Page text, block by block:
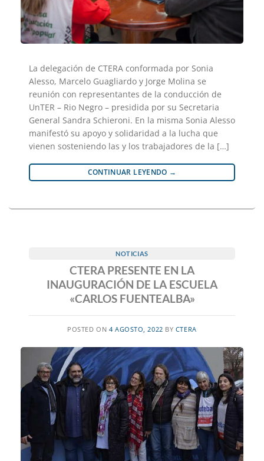
La delegación de CTERA conformada por Sonia
Alesso, Marcelo Guagliardo y Jorge Molina se
reunión con representantes de la conducción de
UnTER – Rio Negro – presidida por su Secretaria
General Sandra Schieroni. En la misma Sonia Alesso
manifestó su apoyo y solidaridad a la lucha que
vienen sosteniendo las y los trabajadores de la […]
CONTINUAR LEYENDO →
NOTICIAS
CTERA PRESENTE EN LA
INAUGURACIÓN DE LA ESCUELA
«CARLOS FUENTEALBA»
POSTED ON 4 AGOSTO, 2022 BY CTERA